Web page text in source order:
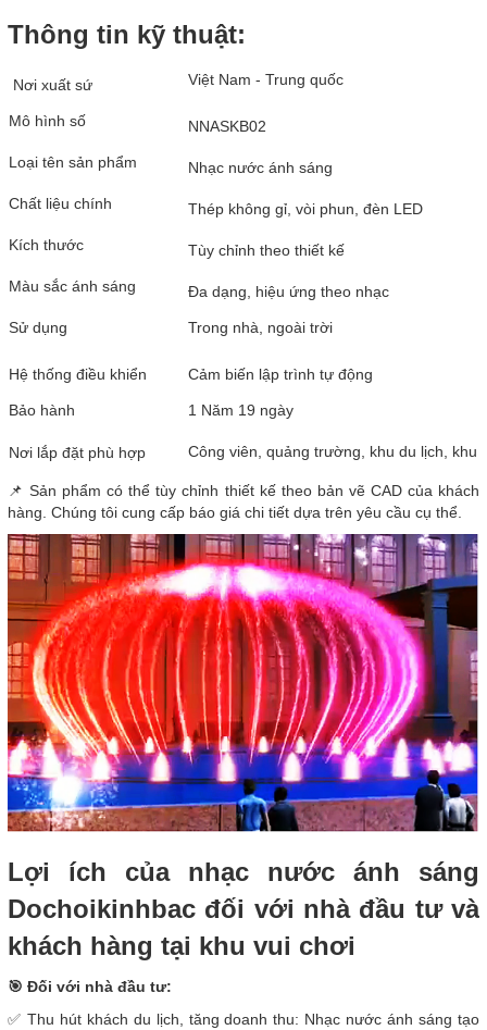
Thông tin kỹ thuật:
Nơi xuất sứ Việt Nam - Trung quốc
Mô hình số NNASKB02
Loại tên sản phẩm Nhạc nước ánh sáng
Chất liệu chính Thép không gỉ, vòi phun, đèn LED
Kích thước Tùy chỉnh theo thiết kế
Màu sắc ánh sáng Đa dạng, hiệu ứng theo nhạc
Sử dụng Trong nhà, ngoài trời
Hệ thống điều khiển Cảm biến lập trình tự động
Bảo hành 1 Năm 19 ngày
Nơi lắp đặt phù hợp Công viên, quảng trường, khu du lịch,
📌 Sản phẩm có thể tùy chỉnh thiết kế theo bản vẽ CAD của khách
hàng. Chúng tôi cung cấp báo giá chi tiết dựa trên yêu cầu cụ thể.
Lợi ích của nhạc nước ánh sáng
Dochoikinhbac đối với nhà đầu tư và
khách hàng tại khu vui chơi
🎯 Đối với nhà đầu tư:
✅ Thu hút khách du lịch, tăng doanh thu: Nhạc nước ánh sáng tạo